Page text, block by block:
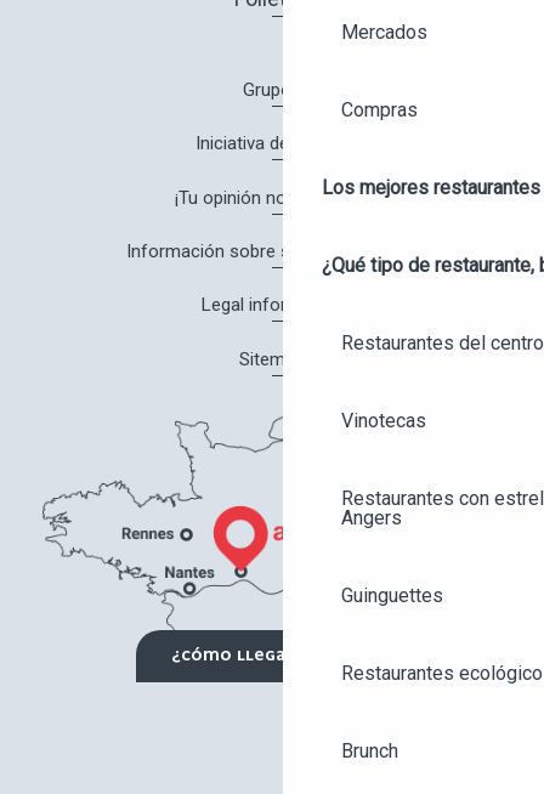
Mercados
Compras
Los mejores
¿Qué tipo de restaurante,
Restaurantes del
Vinotecas
Restaurantes con
Angers
Guinguettes
Restaurantes
Brunch
Grupos
Iniciativa de calidad
¡Tu opinión nos interesa!
Información sobre salud y seguridad
Legal information
Sitemap
¿CÓMO LLEGAR?